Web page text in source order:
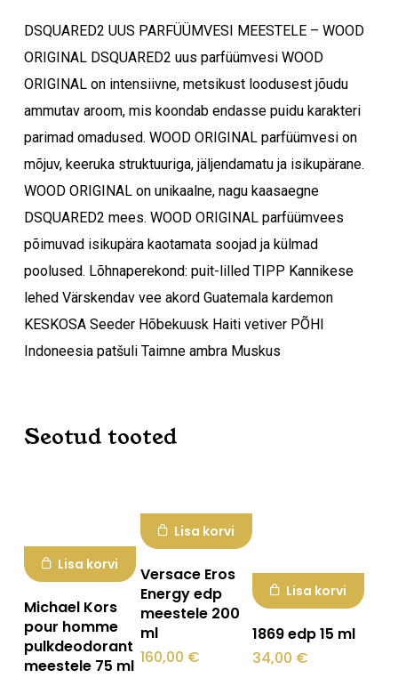
Ostukorvis ei ole tooteid.
Mine poodi
DSQUARED2 UUS PARFÜÜMVESI MEESTELE – WOOD
ORIGINAL DSQUARED2 uus parfüümvesi WOOD
ORIGINAL on intensiivne, metsikust loodusest jõudu
ammutav aroom, mis koondab endasse puidu karakteri
parimad omadused. WOOD ORIGINAL parfüümvesi on
mõjuv, keeruka struktuuriga, jäljendamatu ja isikupärane.
WOOD ORIGINAL on unikaalne, nagu kaasaegne
DSQUARED2 mees. WOOD ORIGINAL parfüümvees
põimuvad isikupära kaotamata soojad ja külmad
poolused. Lõhnaperekond: puit-lilled TIPP Kannikese
lehed Värskendav vee akord Guatemala kardemon
KESKOSA Seeder Hõbekuusk Haiti vetiver PÕHI
Indoneesia patšuli Taimne ambra Muskus
Seotud tooted
Lisa korvi
Michael Kors
pour homme
pulkdeodorant
meestele 75 ml
Lisa korvi
Versace Eros
Energy edp
meestele 200
ml
160,00 €
Lisa korvi
1869 edp 15 ml
34,00 €